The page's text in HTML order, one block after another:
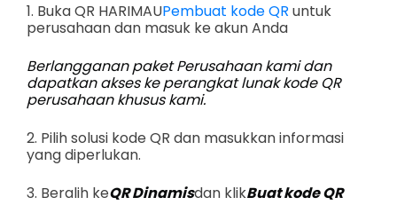
1. Buka QR HARIMAUPembuat kode QR untuk
perusahaan dan masuk ke akun Anda
Berlangganan paket Perusahaan kami dan
dapatkan akses ke perangkat lunak kode QR
perusahaan khusus kami.
2. Pilih solusi kode QR dan masukkan informasi
yang diperlukan.
3. Beralih keQR Dinamisdan klikBuat kode QR